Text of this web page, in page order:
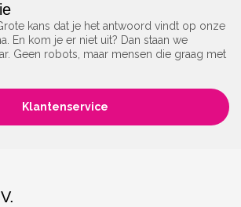
kans dat je het antwoord vindt op onze
En kom je er niet uit? Dan staan we
Geen robots, maar mensen die graag met
Klantenservice